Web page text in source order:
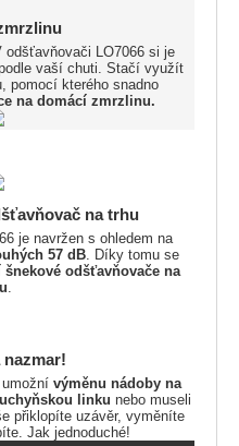
odšťavňovači LO7066 si je
vaší chuti. Stačí využít
pomocí kterého snadno
na domácí zmrzlinu.
na trhu
je navržen s ohledem na
57 dB. Díky tomu se
odšťavňovače na
výměnu nádoby na
linku nebo museli
přiklopíte uzávěr, vyměníte
Jak jednoduché!